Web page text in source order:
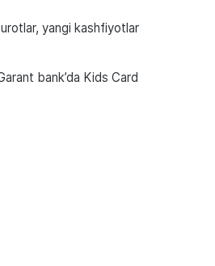
yangi kashfiyotlar
bank’da Kids Card